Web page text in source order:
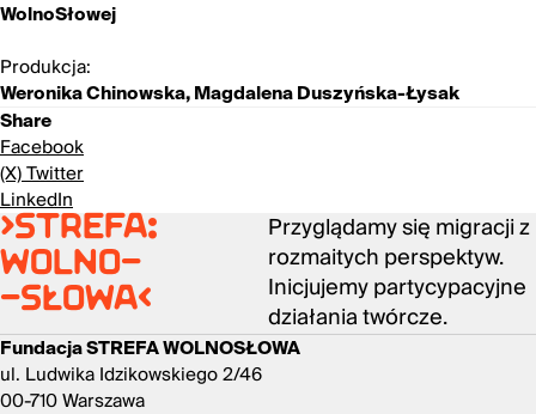
WolnoSłowej
Produkcja:
Weronika Chinowska, Magdalena Duszyńska-Łysak
Share
Facebook
(X) Twitter
LinkedIn
>strefa:
wolno-
-słowa<
Przyglądamy się migracji z
rozmaitych perspektyw.
Inicjujemy partycypacyjne
działania twórcze.
Fundacja STREFA WOLNOSŁOWA
ul. Ludwika Idzikowskiego 2/46
00-710 Warszawa